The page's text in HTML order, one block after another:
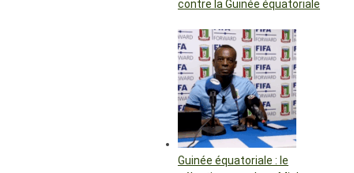
contre la Guinée équatoriale
Guinée équatoriale : le